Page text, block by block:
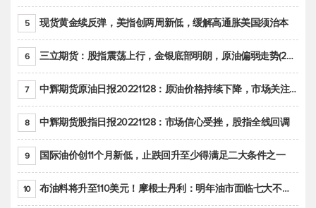
5 现货黄金续反弹，美指创两周新低，缓解高通胀美国须治本
6 三立期货：股指震荡上行，金银底部明朗，原油偏弱走势(20221128收评)
7 中辉期货原油日报20221128：原油价格持续下降，市场关注OPEC+新一轮产能政策
8 中辉期货股指日报20221128：市场信心受挫，股指全线回调
9 国际油价创11个月新低，止跌回升至少得满足二大条件之一
10 布油料将升至110美元！摩根士丹利：明年油市面临七大不确定性